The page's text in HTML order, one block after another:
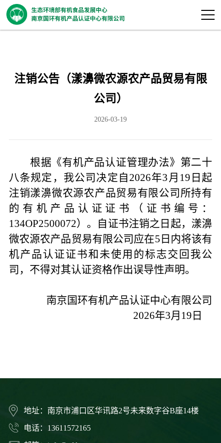
注销公告（漾濞微农源农产品贸易有限
公司）
2026-03-19
根据《有机产品认证管理办法》第二十
八条规定，我公司决定自 2026年3月19日起
注销漾濞微农源农产品贸易有限公司所持有
的有机产品认证证书（证书编号：
134OP2500072）。自证书注销之日起，漾濞
微农源农产品贸易有限公司应在5日内将该有
机产品认证证书和未使用的标志交回我公
司，不得对其认证资格作出误导性声明。
南京国环有机产品认证中心有限公司
2026年3月 19 日
地址：南京市浦口区华讯路2号未来数字谷B座14楼
电话：13611572165